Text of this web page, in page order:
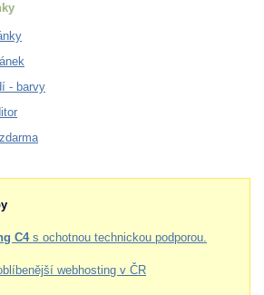
- barvy
C4s ochotnou technickou podporou.
webhosting v ČR